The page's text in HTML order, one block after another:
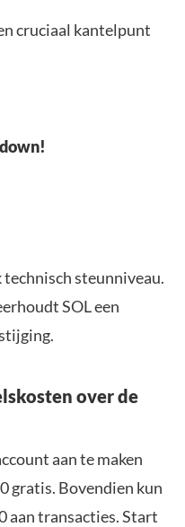
cruciaal kantelpunt
steunniveau.
SOL een
over de
aan te maken
gratis. Bovendien kun
aan transacties. Start